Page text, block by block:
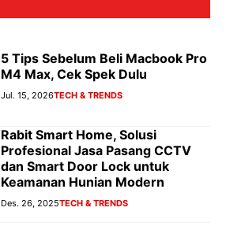
5 Tips Sebelum Beli Macbook Pro
M4 Max, Cek Spek Dulu
Jul. 15, 2026TECH & TRENDS
Rabit Smart Home, Solusi
Profesional Jasa Pasang CCTV
dan Smart Door Lock untuk
Keamanan Hunian Modern
Des. 26, 2025TECH & TRENDS